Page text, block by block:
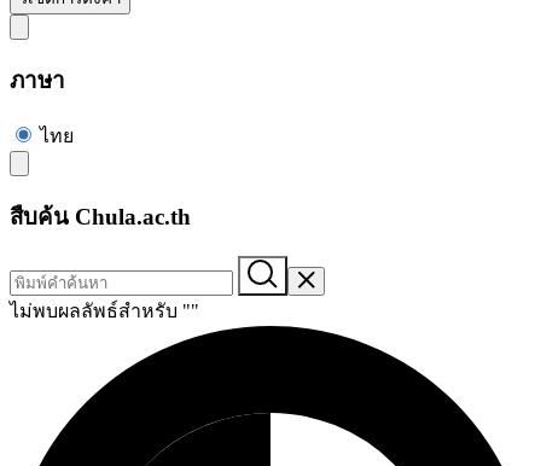
ภาษา
ไทย
สืบค้น Chula.ac.th
ไม่พบผลลัพธ์สำหรับ ""